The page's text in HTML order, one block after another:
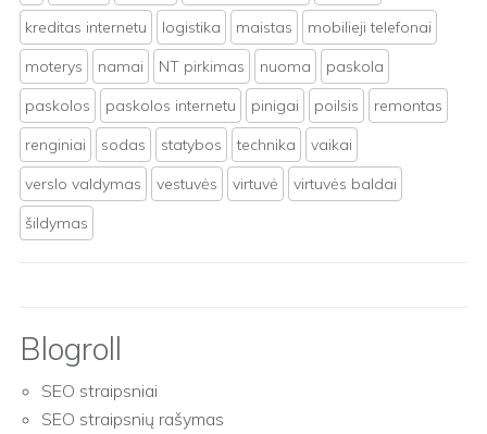
kreditas internetu
logistika maistas
mobilieji telefonai
moterys
namai NT pirkimas nuoma
paskola
paskolos
paskolos internetu pinigai poilsis
remontas
renginiai
sodas statybos technika
vaikai
verslo valdymas
vestuvės virtuvė
virtuvės baldai
šildymas
Blogroll
SEO straipsniai
SEO straipsnių rašymas